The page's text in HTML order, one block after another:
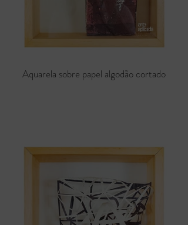
Aquarela sobre papel algodão cortado